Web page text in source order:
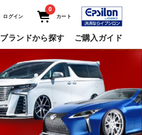
ログイン
0
カート
ブランドから探す ご購入ガイド